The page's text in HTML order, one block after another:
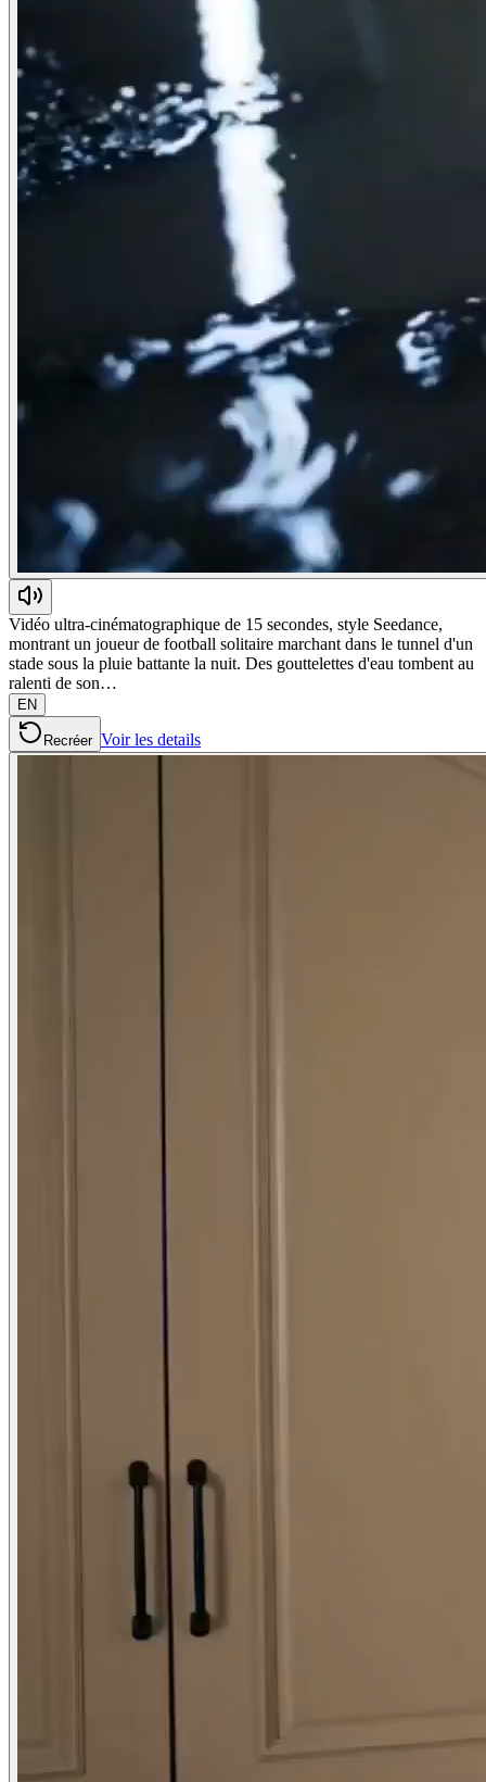
Vidéo ultra-cinématographique de 15 secondes, style Seedance,
montrant un joueur de football solitaire marchant dans le tunnel d'un
stade sous la pluie battante la nuit. Des gouttelettes d'eau tombent au
ralenti de son…
EN
Recréer Voir les details